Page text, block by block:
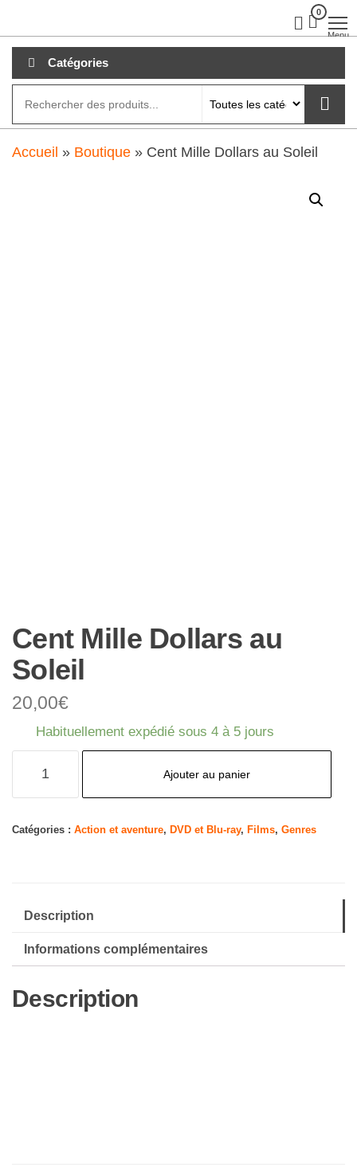
au
contenu
0
Menu
Catégories
Accueil » Boutique » Cent Mille Dollars au Soleil
Cent Mille Dollars au
Soleil
20,00€
Habituellement expédié sous 4 à 5 jours
Mille
Ajouter au panier
Catégories : Action et aventure, DVD et Blu-ray, Films, Genres
Description
Informations complémentaires
Description